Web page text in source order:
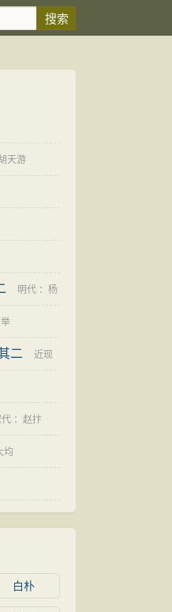
天游
明代 ： 杨
二 近现
： 赵抃
均
白朴